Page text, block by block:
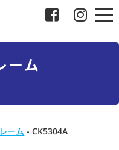
ーム
ーム -CK5304A